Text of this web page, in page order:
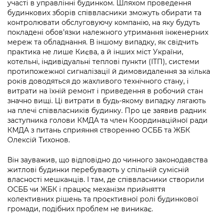
Підприємства, установи, організації
Kyiv International Relations
Річні звіти
Гендерна політика
Безбар'єрність
Київська міська військова адміністрація
Портал Захисників та Захисниць
Безбар'єрність
Портал послуг
Міський застосунок Київ Цифровий
Важливе під час воєнного стану
Уряд» – місцевий рівень»
Важливе під час воєнного стану
Про відкриті дані
Портал даних Києва
Публічні дашборди
участі в управлінні будинком. Шляхом проведення
будинкових зборів співвласники зможуть обирати та
контролювати обслуговуючу компанію, на яку будуть
покладені обов’язки належного утримання інженерних
мереж та обладнання. В іншому випадку, як свідчить
практика не лише Києва, а й інших міст України,
котельні, індивідуальні теплові пункти (ІТП), системи
протипожежної сигналізації й димовидалення за кілька
років доводяться до жахливого технічного стану, і
витрати на їхній ремонт і приведення в робочий стан
значно вищі. Ці витрати в будь-якому випадку лягають
на плечі співвласників будинку. Про це заявив радник
заступника голови КМДА та член Координаційної ради
КМДА з питань сприяння створенню ОСББ та ЖБК
Олексій Тихонов.
Він зауважив, що відповідно до чинного законодавства
житлові будинки перебувають у спільній сумісній
власності мешканців. І там, де співвласники створили
ОСББ чи ЖБК і працює механізм прийняття
колективних рішень та проєктивної ролі будинкової
громади, подібних проблем не виникає.